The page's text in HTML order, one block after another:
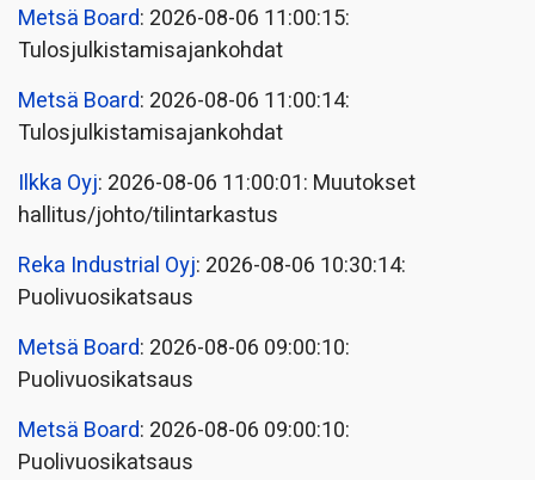
Metsä Board: 2026-08-06 11:00:15:
Tulosjulkistamisajankohdat
Metsä Board: 2026-08-06 11:00:14:
Tulosjulkistamisajankohdat
Ilkka Oyj: 2026-08-06 11:00:01: Muutokset
hallitus/johto/tilintarkastus
Reka Industrial Oyj: 2026-08-06 10:30:14:
Puolivuosikatsaus
Metsä Board: 2026-08-06 09:00:10:
Puolivuosikatsaus
Metsä Board: 2026-08-06 09:00:10:
Puolivuosikatsaus